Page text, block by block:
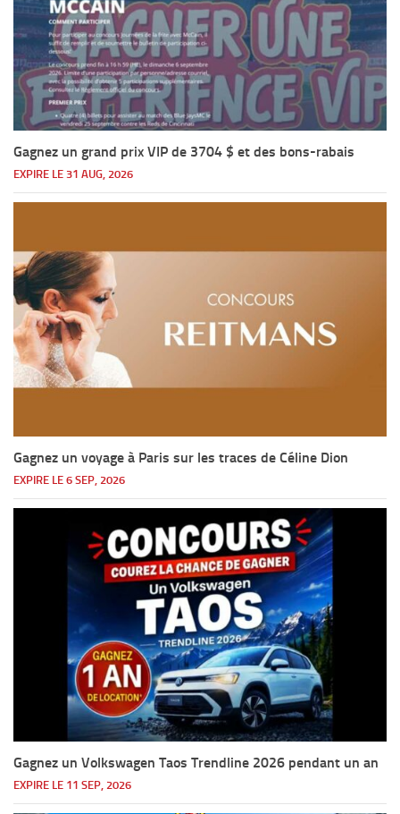
Gagnez un grand prix VIP de 3704 $ et des bons-rabais
EXPIRE LE 31 AUG, 2026
Gagnez un voyage à Paris sur les traces de Céline Dion
EXPIRE LE 6 SEP, 2026
Gagnez un Volkswagen Taos Trendline 2026 pendant un an
EXPIRE LE 11 SEP, 2026